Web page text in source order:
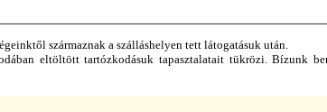
származnak a szálláshelyen tett látogatásuk után.
eltöltött tartózkodásuk tapasztalatait tükrözi. Bízunk